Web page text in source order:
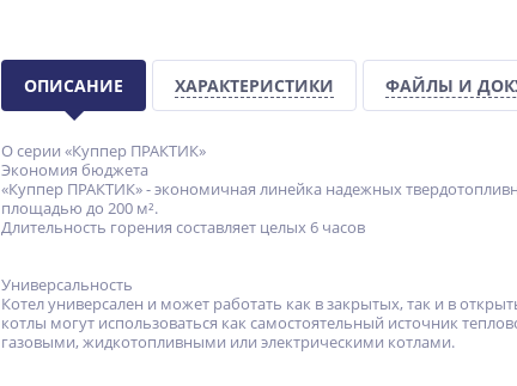
ХИТ
%
%
ОПИСАНИЕ ХАРАКТЕРИСТИКИ ФАЙЛЫ И
О серии «Куппер ПРАКТИК»
Экономия бюджета
«Куппер ПРАКТИК» - экономичная линейка надежных
площадью до 200 м².
Длительность горения составляет целых 6 часов
Универсальность
Котел универсален и может работать как в закрытых, так и в
котлы могут использоваться как самостоятельный источник
газовыми, жидкотопливными или электрическими котлами.